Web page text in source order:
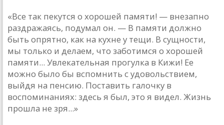
«Все так пекутся о хорошей памяти! — внезапно
раздражаясь, подумал он. — В памяти должно
быть опрятно, как на кухне у тещи. В сущности,
мы только и делаем, что заботимся о хорошей
памяти... Увлекательная прогулка в Кижи! Ее
можно было бы вспомнить с удовольствием,
выйдя на пенсию. Поставить галочку в
воспоминаниях: здесь я был, это я видел. Жизнь
прошла не зря...»